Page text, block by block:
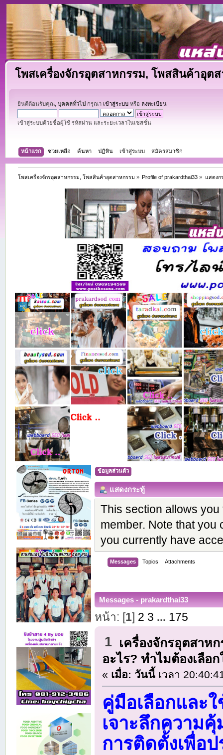
โพสเครื่องจักรอุตสาหกรรม, โพสสินค้าอุต
ยินดีต้อนรับคุณ, บุคคลทั่วไป กรุณา เข้าสู่ระบบหรือ ลงทะเบียน
เข้าสู่ระบบด้วยชื่อผู้ใช้ รหัสผ่าน และระยะเวลาในเซสชั่น
หน้าแรก ช่วยเหลือ ค้นหา ปฏิทิน เข้าสู่ระบบ สมัครสมาชิก
โพสเครื่องจักรอุตสาหกรรม, โพสสินค้าอุตสาหกรรม » Profile of prakardthai33 » แสดงก
ข้อมูลส่วนตัว
แสดงกระทู้
This section allows
member. Note that you
you currently have
Messages Topics Attachments
Messages - prakardthai33
หน้า: [1] 2 3 ... 175
1 เครื่องจักรอุตสาห
อะไร? ทำไมต้องเลื
« เมื่อ: วันนี้เวลา
คู่มือเลือกและ
เจาะลึกความ
การติดตั้งเพื่อ